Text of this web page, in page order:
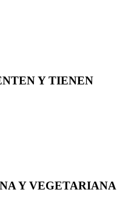
Y TIENEN
Y VEGETARIANA